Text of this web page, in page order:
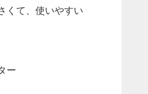
くて、使いやすい
ー